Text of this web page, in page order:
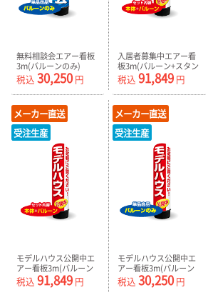
無料相談会エアー看板
3m(バルーンのみ)
AR090135IN_C
税込 30,250 円
入居者募集中エアー看
板3m(バルーン+スタン
ド) AR090136IN
税込 91,849 円
メーカー直送
受注生産
モデルハウス公開中エ
アー看板3m(バルーン
+スタンド)
AR090137IN
税込 91,849 円
メーカー直送
受注生産
モデルハウス公開中エ
アー看板3m(バルーン
のみ) AR090137IN_C
税込 30,250円